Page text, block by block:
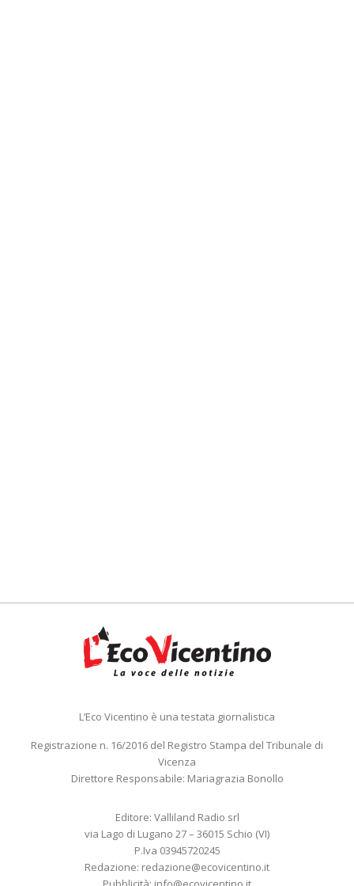
L’Eco Vicentino è una testata giornalistica
Registrazione n. 16/2016 del Registro Stampa del Tribunale di
Vicenza
Direttore Responsabile: Mariagrazia Bonollo
Editore: Valliland Radio srl
via Lago di Lugano 27 – 36015 Schio (VI)
P.Iva 03945720245
Redazione: redazione@ecovicentino.it